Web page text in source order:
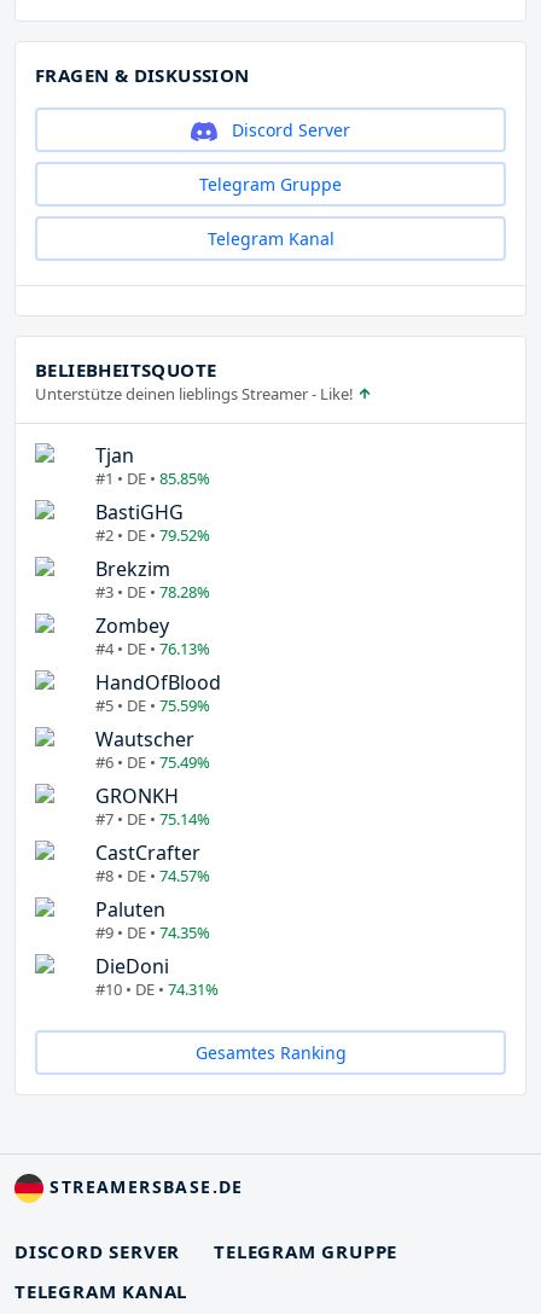
FRAGEN & DISKUSSION
Discord Server
Telegram Gruppe
Telegram Kanal
BELIEBHEITSQUOTE
Unterstütze deinen lieblings Streamer - Like!
Tjan
#1 • DE • 85.85%
BastiGHG
#2 • DE • 79.52%
Brekzim
#3 • DE • 78.28%
Zombey
#4 • DE • 76.13%
HandOfBlood
#5 • DE • 75.59%
Wautscher
#6 • DE • 75.49%
GRONKH
#7 • DE • 75.14%
CastCrafter
#8 • DE • 74.57%
Paluten
#9 • DE • 74.35%
DieDoni
#10 • DE • 74.31%
Gesamtes Ranking
STREAMERSBASE.DE
DISCORD SERVER
TELEGRAM GRUPPE
TELEGRAM KANAL